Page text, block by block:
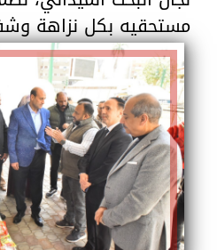
مستحقيه بكل نزاهة